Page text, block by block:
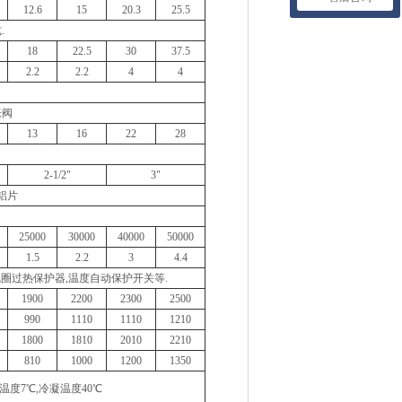
12.6 15 20.3
25.5
18
22.5 30
37.5
2.2
2.2 4 4
13
16 22 28
2-1/2"
3"
片
25000 30000 40000
50000
1.5
2.2 3
4.4
过热保护器,温度自动保护开关等.
1900
2200 2300
2500
990
1110 1110
1210
1800
1810 2010
2210
810
1000 1200 1350
度7℃,冷凝温度40℃